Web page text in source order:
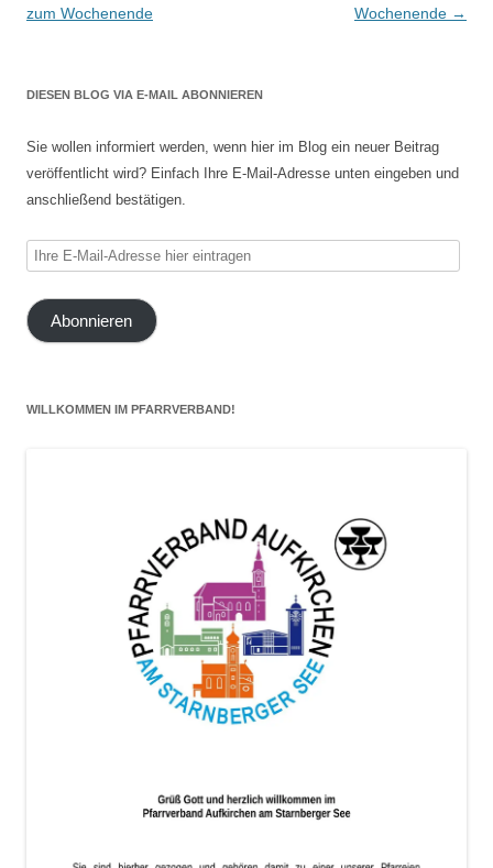
zum Wochenende
Wochenende →
DIESEN BLOG VIA E-MAIL ABONNIEREN
Sie wollen informiert werden, wenn hier im Blog ein neuer Beitrag
veröffentlicht wird? Einfach Ihre E-Mail-Adresse unten eingeben und
anschließend bestätigen.
Ihre
Mail-
Adresse
Abonnieren
WILLKOMMEN IM PFARRVERBAND!